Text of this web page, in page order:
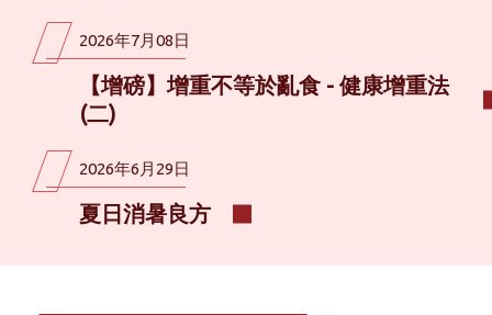
2026年7月08日
【增磅】增重不等於亂食 - 健康增重法
(二)
2026年6月29日
夏日消暑良方